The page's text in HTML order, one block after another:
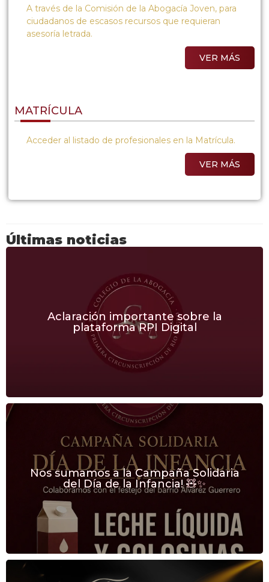
A través de la Comisión de la Abogacía Joven, para
ciudadanos de escasos recursos que requieran
asesoría letrada.
VER MÁS
MATRÍCULA
Acceder al listado de profesionales en la Matrícula.
VER MÁS
Últimas noticias
Aclaración importante sobre la
plataforma RPI Digital
Nos sumamos a la Campaña Solidaria
del Día de la Infancia! 🧸✨